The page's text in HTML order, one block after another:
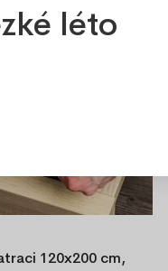
120x200 cm,
léto